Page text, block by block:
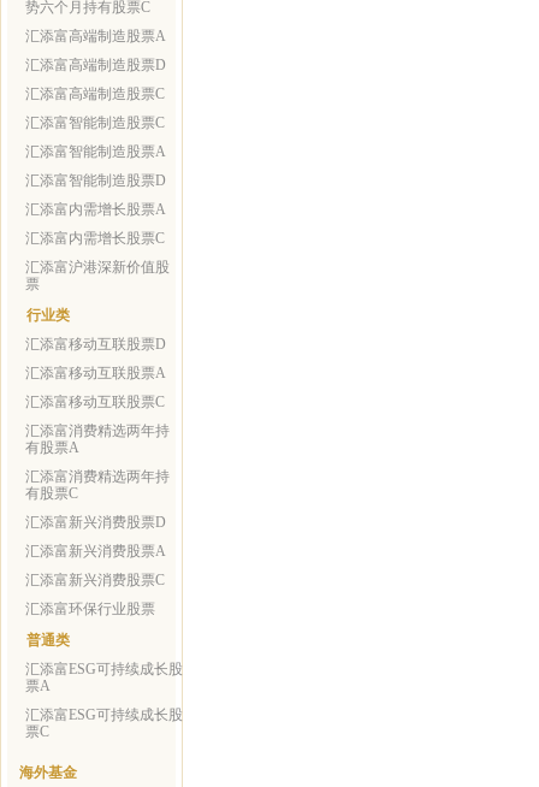
势六个月持有股票C
汇添富高端制造股票A
汇添富高端制造股票D
汇添富高端制造股票C
汇添富智能制造股票C
汇添富智能制造股票A
汇添富智能制造股票D
汇添富内需增长股票A
汇添富内需增长股票C
汇添富沪港深新价值股
票
行业类
汇添富移动互联股票D
汇添富移动互联股票A
汇添富移动互联股票C
汇添富消费精选两年持
有股票A
汇添富消费精选两年持
有股票C
汇添富新兴消费股票D
汇添富新兴消费股票A
汇添富新兴消费股票C
汇添富环保行业股票
普通类
汇添富ESG可持续成长股
票A
汇添富ESG可持续成长股
票C
海外基金